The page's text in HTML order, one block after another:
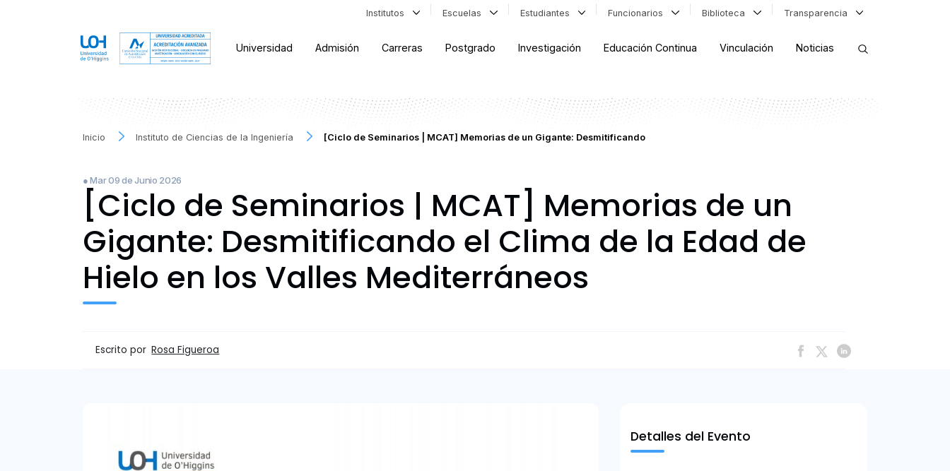
Institutos Escuelas Estudiantes Funcionarios Biblioteca Transparencia
Universidad Admisión Carreras Postgrado Investigación Educación Continua Vinculación Noticias
Inicio Instituto de Ciencias de la Ingeniería [Ciclo de Seminarios | MCAT] Memorias de un Gigante: Desmitificando
● Mar 09 de Junio 2026
[Ciclo de Seminarios | MCAT] Memorias de un
Gigante: Desmitificando el Clima de la Edad de
Hielo en los Valles Mediterráneos
Escrito por Rosa Figueroa
Detalles del Evento